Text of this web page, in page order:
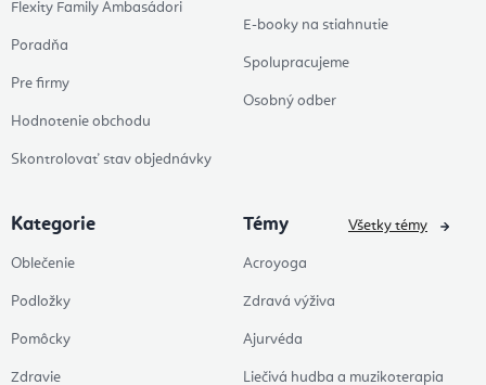
Flexity Family Ambasádori
Poradňa
Pre firmy
Hodnotenie obchodu
Skontrolovať stav objednávky
E-booky na stiahnutie
Spolupracujeme
Osobný odber
Kategorie
Oblečenie
Podložky
Pomôcky
Zdravie
Témy
Acroyoga
Zdravá výživa
Ajurvéda
Liečivá hudba a muzikoterapia
Všetky témy